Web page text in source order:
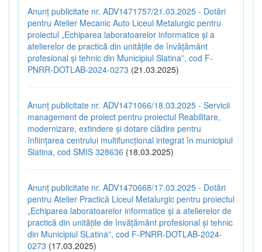
Anunț publicitate nr. ADV1471757/21.03.2025 - Dotări
pentru Atelier Mecanic Auto Liceul Metalurgic pentru
proiectul „Echiparea laboratoarelor informatice și a
atelierelor de practică din unitățile de învățământ
profesional și tehnic din Municipiul Slatina”, cod F-
PNRR-DOTLAB-2024-0273 (21.03.2025)
Anunț publicitate nr. ADV1471066/18.03.2025 - Servicii
management de proiect pentru proiectul Reabilitare,
modernizare, extindere și dotare clădire pentru
înființarea centrului multifuncțional integrat în municipiul
Slatina, cod SMIS 328636 (18.03.2025)
Anunț publicitate nr. ADV1470668/17.03.2025 - Dotări
pentru Atelier Practică Liceul Metalurgic pentru proiectul
„Echiparea laboratoarelor informatice și a atelierelor de
practică din unitățile de învățământ profesional și tehnic
din Municipiul SLatina”, cod F-PNRR-DOTLAB-2024-
0273 (17.03.2025)